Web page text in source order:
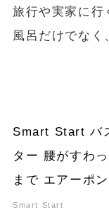
旅行や実家に行
風呂だけでなく
Smart Start バ
ター 腰がすわ
まで エアーポ
Smart Start